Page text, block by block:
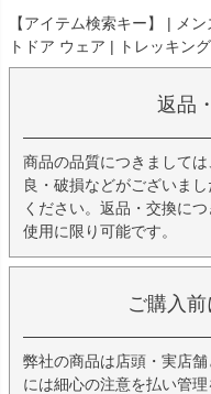
【アイテム検索キー】 | メ
トドア ウェア | トレッキン
返品
商品の品質につきまして
良・破損などがございま
ください。返品・交換に
使用に限り可能です。
ご購入
弊社の商品は店頭・実店
には細心の注意を払い管